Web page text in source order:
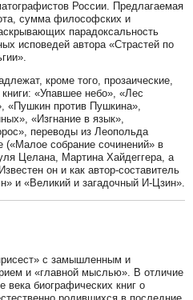
России. Предлагаемая
сумма философских и
парадоксальность
исповедей автора «Страстей по
кроме того, прозаические,
«Упавшее небо», «Лес
против Пушкина»,
«Изгнание в язык»,
переводы из Леопольда
собрание сочинений» в
Целана, Мартина Хайдеггера, а
он и как автор-составитель
и «Великий и загадочный И-Цзин».
с замышленным и
и «главной мыслью». В отличие
биографических книг о